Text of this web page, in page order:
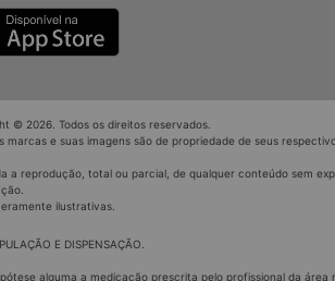
© 2026. Todos os direitos reservados.
marcas e suas imagens são de propriedade de seus
a reprodução, total ou parcial, de qualquer conteúdo sem
ilustrativas.
E DISPENSAÇÃO.
alguma a medicação prescrita pelo profissional da área